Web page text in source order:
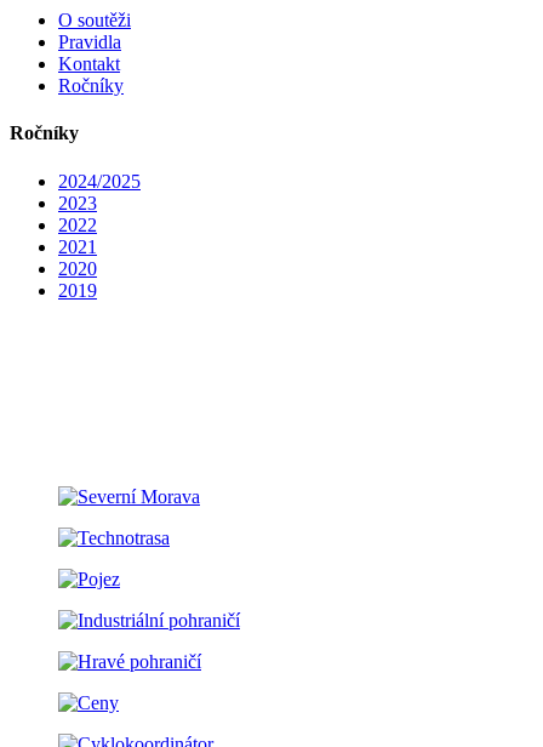
O soutěži
Pravidla
Kontakt
Ročníky
Ročníky
2024/2025
2023
2022
2021
2020
2019